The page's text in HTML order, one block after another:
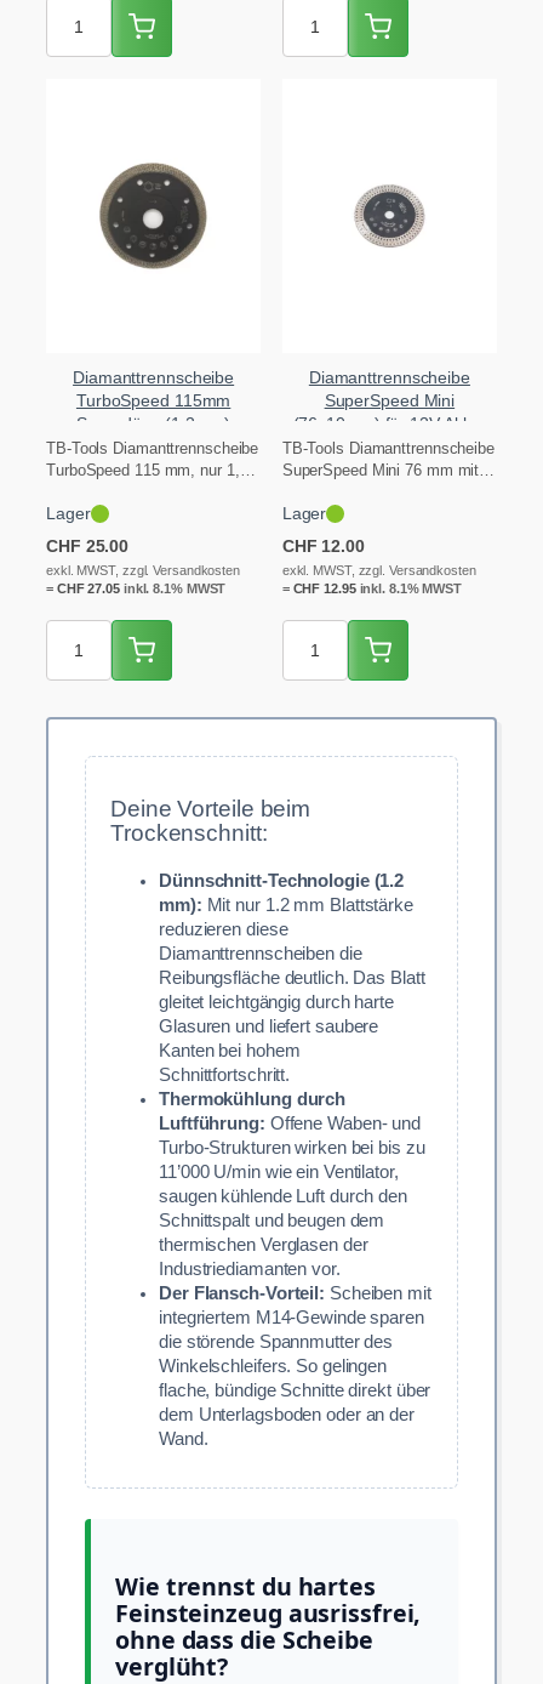
Diamanttrennscheibe
TurboSpeed 115mm
Superdünn (1.2mm)
TB-Tools Diamanttrennscheibe
TurboSpeed 115 mm, nur 1,2
rasiermesserscharfe,
Lager
CHF 25.00
exkl. MWST, zzgl. Versandkosten
= CHF27.05inkl. 8.1% MWST
Diamanttrennscheibe
SuperSpeed Mini
(76x10mm) für 12V Akku-
Maschinen
TB-Tools Diamanttrennscheibe
SuperSpeed Mini 76 mm mit
Akku-Maschinen (Bosch,
…
Lager
CHF 12.00
exkl. MWST, zzgl. Versandkosten
= CHF 12.95inkl. 8.1% MWST
Deine Vorteile beim
Trockenschnitt:
Dünnschnitt-Technologie (1.2
mm): Mit nur 1.2 mm Blattstärke
reduzieren diese
Diamanttrennscheiben die
Reibungsfläche deutlich. Das Blatt
gleitet leichtgängig durch harte
Glasuren und liefert saubere
Kanten bei hohem
Schnittfortschritt.
Thermokühlung durch
Luftführung: Offene Waben- und
Turbo-Strukturen wirken bei bis zu
11’000 U/min wie ein Ventilator,
saugen kühlende Luft durch den
Schnittspalt und beugen dem
thermischen Verglasen der
Industriediamanten vor.
Der Flansch-Vorteil: Scheiben mit
integriertem M14-Gewinde sparen
die störende Spannmutter des
Winkelschleifers. So gelingen
flache, bündige Schnitte direkt über
dem Unterlagsboden oder an der
Wand.
Wie trennst du hartes
Feinsteinzeug ausrissfrei,
ohne dass die Scheibe
verglüht?